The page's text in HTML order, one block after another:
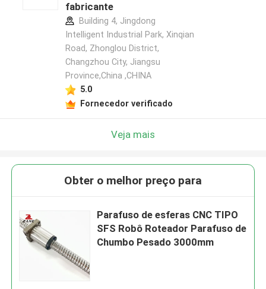
fabricante
Building 4, Jingdong
Intelligent Industrial Park, Xinqian
Road, Zhonglou District,
Changzhou City, Jiangsu
Province,China ,CHINA
5.0
Fornecedor verificado
Veja mais
Obter o melhor preço para
Parafuso de esferas CNC TIPO
SFS Robô Roteador Parafuso de
Chumbo Pesado 3000mm